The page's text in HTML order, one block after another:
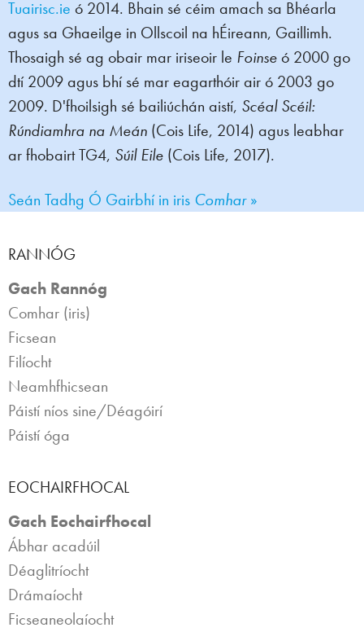
Tuairisc.ie ó 2014. Bhain sé céim amach sa Bhéarla
agus sa Ghaeilge in Ollscoil na hÉireann, Gaillimh.
Thosaigh sé ag obair mar iriseoir le Foinseó 2000 go
dtí 2009 agus bhí sé mar eagarthóir air ó 2003 go
2009. D'fhoilsigh sé bailiúchán aistí, Scéal Scéil:
Rúndiamhra na Meán (Cois Life, 2014) agus leabhar
ar fhobairt TG4, Súil Eile (Cois Life, 2017).
Seán Tadhg Ó Gairbhí in iris Comhar»
RANNÓG
Gach Rannóg
Comhar (iris)
Ficsean
Filíocht
Neamhfhicsean
Páistí níos sine/Déagóirí
Páistí óga
EOCHAIRFHOCAL
Gach Eochairfhocal
Ábhar acadúil
Déaglitríocht
Drámaíocht
Ficseaneolaíocht